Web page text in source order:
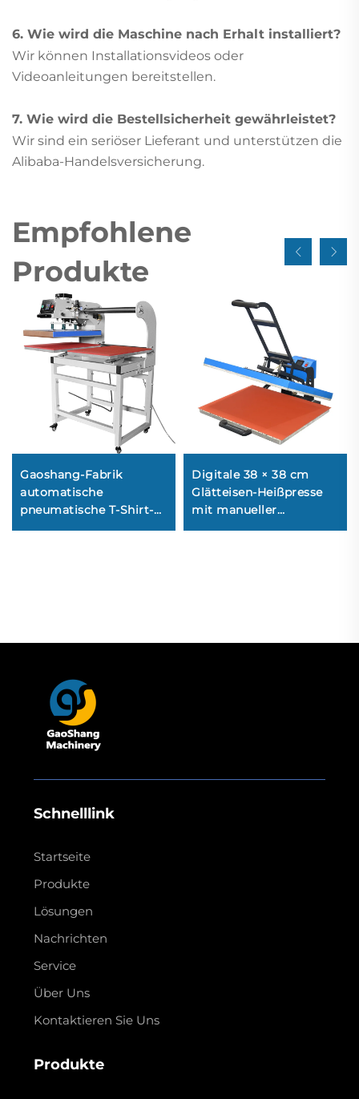
6. Wie wird die Maschine nach Erhalt installiert?
Wir können Installationsvideos oder
Videoanleitungen bereitstellen.
7. Wie wird die Bestellsicherheit gewährleistet?
Wir sind ein seriöser Lieferant und unterstützen die
Alibaba-Handelsversicherung.
Empfohlene
Produkte
Gaoshang-Fabrik
automatische
pneumatische T-Shirt-
Heißpressmaschine mit
Digitale 38 × 38 cm
Glätteisen-Heißpresse
mit manueller
Übertragungsausrüstung,
Schnelllink
Startseite
Produkte
Lösungen
Nachrichten
Service
Über Uns
Kontaktieren Sie Uns
Produkte